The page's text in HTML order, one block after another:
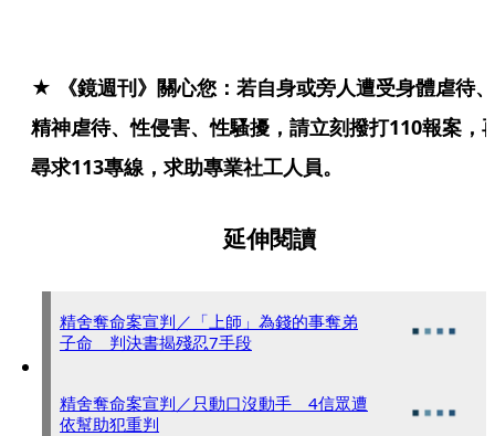
★ 《鏡週刊》關心您：若自身或旁人遭受身體虐待、
精神虐待、性侵害、性騷擾，請立刻撥打110報案，
尋求113專線，求助專業社工人員。
延伸閱讀
精舍奪命案宣判／「上師」為錢的事奪弟
子命 判決書揭殘忍7手段
精舍奪命案宣判／只動口沒動手 4信眾遭
依幫助犯重判